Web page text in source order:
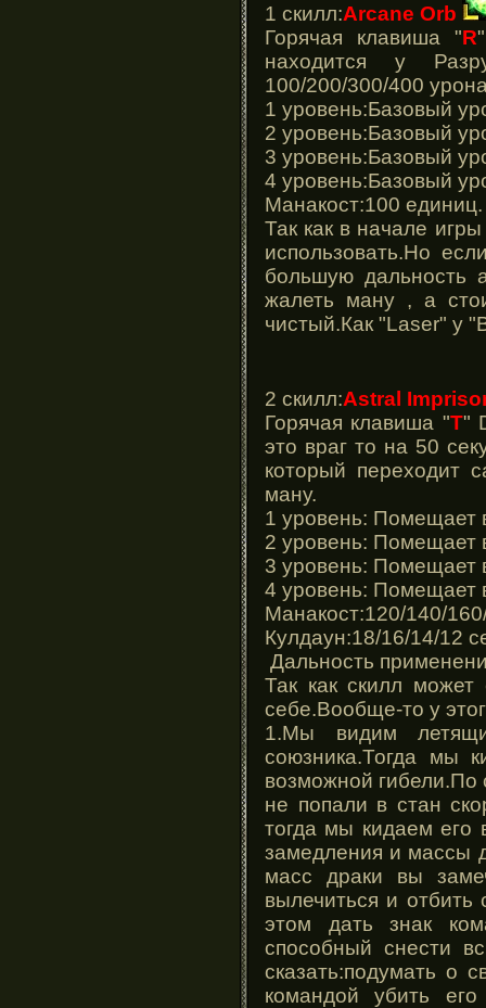
1 скилл:Arcane Orb
Горячая клавиша "R
находится у
100/200/300/400
1 уровень:Базовый
2 уровень:Базовый
3 уровень:Базовый
4 уровень:Базовый
Манакост:100
Так как в начале
использовать.Но
большую дальность
жалеть ману , а
чистый.Как "Laser" у
2 cкилл:Astral
Горячая клавиша "T"
это враг то на 50
который переходит
ману.
1 уровень: Помещает
2 уровень: Помещает
3 уровень: Помещает
4 уровень: Помещает
Манакост:120/140/
Кулдаун:18/16/14/12
Дальность
Так как скилл
себе.Вообще-то у
1.Мы видим
союзника.Тогда мы
возможной гибели.По
не попали в стан
тогда мы кидаем его
замедления и массы
масс драки вы
вылечиться и отбить
этом дать знак
способный снести
сказать:подумать о
командой убить